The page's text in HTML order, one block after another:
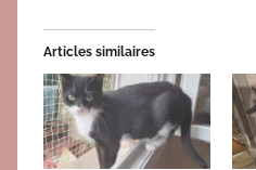
Articles similaires